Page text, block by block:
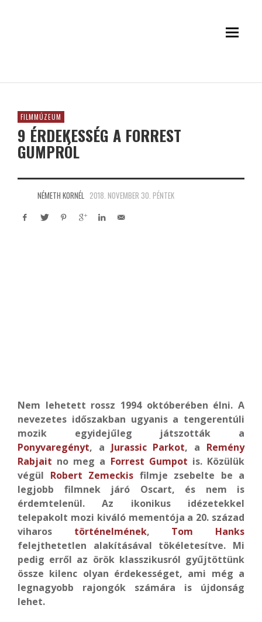
FILMMÚZEUM
9 ÉRDEKESSÉG A FORREST
GUMPRÓL
NÉMETH KORNÉL 2018. NOVEMBER 30. PÉNTEK
Nem lehetett rossz 1994 októberében élni. A
nevezetes időszakban ugyanis a tengerentúli
mozik egyidejűleg játszották a
Ponyvaregényt, a Jurassic Parkot, a Remény
Rabjait no meg a Forrest Gumpot is. Közülük
végül Robert Zemeckis filmje zsebelte be a
legjobb filmnek járó Oscart, és nem is
érdemtelenül. Az ikonikus idézetekkel
telepakolt mozi kiváló mementója a 20. század
viharos történelmének, Tom Hanks
felejthetetlen alakításával tökéletesítve. Mi
pedig erről az örök klasszikusról gyűjtöttünk
össze kilenc olyan érdekességet, ami még a
legnagyobb rajongók számára is újdonság
lehet.